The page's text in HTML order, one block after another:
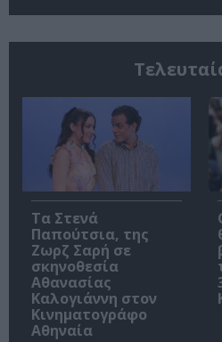
Τα Στενά
Παπούτσια, της
Ζωρζ Σαρή σε
σκηνοθεσία
Αθανασίας
Καλογιάννη στον
Κινηματογράφο
Αθηναία